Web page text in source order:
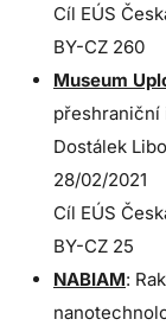
Cíl EÚS
BY-CZ 260
Museum
přeshraniční
Dostálek
28/02/2021
Cíl EÚS
BY-CZ 25
NABIAM: